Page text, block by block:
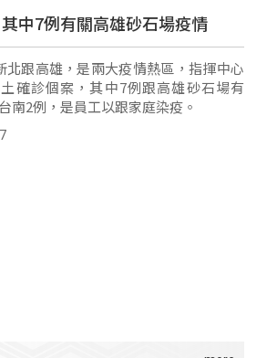
中7例有關高雄砂石場疫情
北跟高雄，是兩大疫情熱區，指揮中心
確診個案，其中7例跟高雄砂石場有
南2例，是員工以跟家庭染疫。